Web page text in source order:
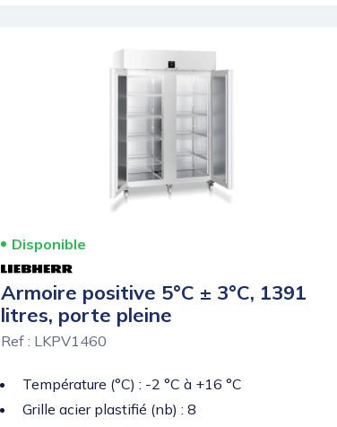
Disponible
Armoire positive 5°C ± 3°C, 1391
litres, porte pleine
Ref : LKPV1460
Température (°C) : -2 °C à +16 °C
Grille acier plastifié (nb) : 8